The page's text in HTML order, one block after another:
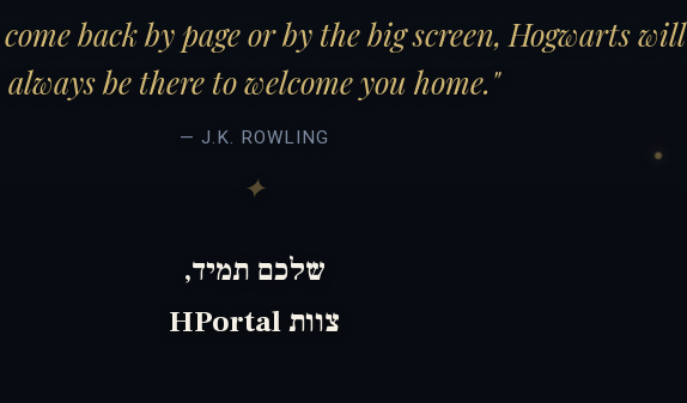
back by page or by the big screen, Hogwarts will
always be there to welcome you home."
— J.K. ROWLING
שלכם תמיד,
צוות HPortal